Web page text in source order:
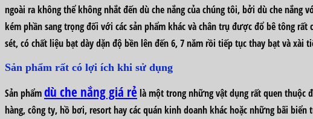
ngoài ra không thể không nhắt đến dù che nắng của chúng tôi, bởi dù che
kém phần sang trọng đối với các sản phẩm khác và chân trụ được đổ bê tông
sét, có chất liệu bạt dày dặn độ bền lên đến 6, 7 năm rồi tiếp tục thay bạt và xài
Sản phẩm rất có lợi ích khi sử dụng
Sản phẩmdù che nắng giá rẻ là một trong những vật dụng rất quen thuộc
hàng, công ty, hồ bơi, resort hay các quán kinh doanh khác hoặc những bãi